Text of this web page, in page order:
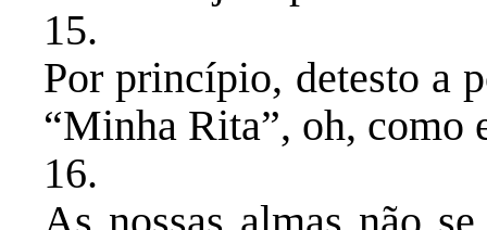
​15.
Por princípio, detesto a
“Minha Rita”, oh, como
​16.